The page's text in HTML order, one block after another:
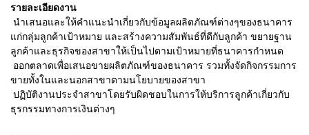
รายละเอียดงาน
 นำเสนอและให้คำแนะนำเกี่ยวกับข้อมูลผลิตภัณฑ์ต่างๆของธนาคาร
แก่กลุ่มลูกค้าเป้าหมาย และสร้างความสัมพันธ์ที่ดีกับลูกค้า ขยายฐาน
ลูกค้าและธุรกิจของสาขาให้เป็นไปตามเป้าหมายที่ธนาคารกำหนด
 ออกตลาดเพื่อเสนอขายผลิตภัณฑ์ของธนาคาร รวมทั้งจัดกิจกรรมการ
ขายทั้งในและนอกสาขาตามนโยบายของสาขา
 ปฏิบัติงานประจำสาขาโดยรับผิดชอบในการให้บริการลูกค้าเกี่ยวกับ
ธุรกรรมทางการเงินต่างๆ